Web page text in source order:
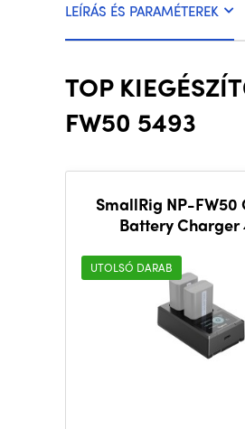
LEÍRÁS ÉS PARAMÉTEREK
TOP
FW50 5493
SmallRig NP-FW50
Battery Charger
UTOLSÓ DARAB